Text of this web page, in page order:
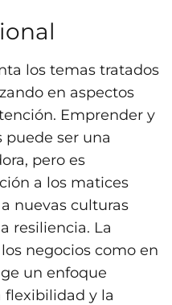
los temas tratados
en aspectos
Emprender y
puede ser una
pero es
a los matices
nuevas culturas
resiliencia. La
negocios como en
un enfoque
flexibilidad y la